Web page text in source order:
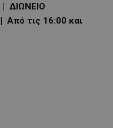
ΔΙΩΝΕΙΟ
τις 16:00 και